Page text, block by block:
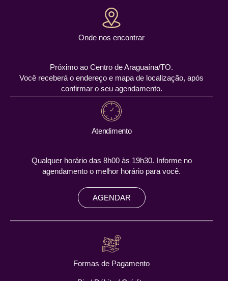
Onde nos encontrar
Próximo ao Centro de Araguaína/TO.
Você receberá o endereço e mapa de localização, após
confirmar o seu agendamento.
Atendimento
Qualquer horário das 8h00 às 19h30. Informe no
agendamento o melhor horário para você.
AGENDAR
Formas de Pagamento